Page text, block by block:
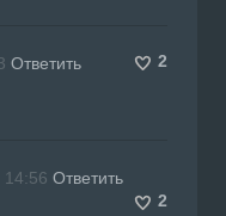
Ответить
2
Ответить
2